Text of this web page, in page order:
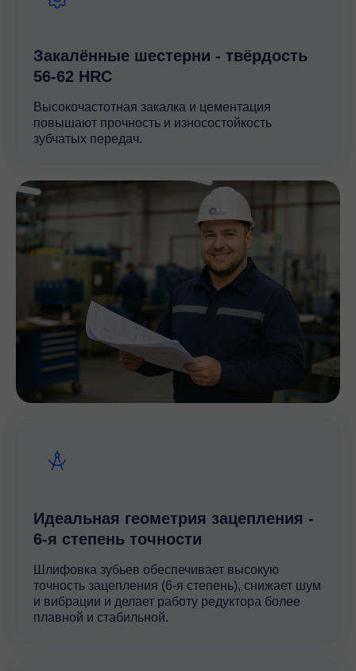
промышленных процессах.
Закалённые шестерни - твёрдость
56-62 HRC
Высокочастотная закалка и цементация
повышают прочность и износостойкость
зубчатых передач.
Идеальная геометрия зацепления -
6-я степень точности
Шлифовка зубьев обеспечивает высокую
точность зацепления (6-я степень), снижает шум
и вибрации и делает работу редуктора более
плавной и стабильной.